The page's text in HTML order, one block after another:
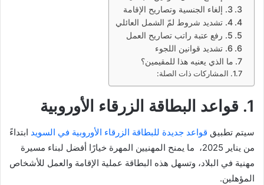
3. إلغاء الجنسية وتصاريح الإقامة
4. تشديد شروط لمّ الشمل العائلي
5. رفع عتبة راتب تصاريح العمل
6. تشديد قوانين اللجوء
ما الذي يعنيه هذا للمقيمين؟
المشاركات ذات الصلة:
1. قواعد البطاقة الزرقاء الأوروبية
سيتم تطبيق قواعد جديدة للبطاقة الزرقاء الأوروبية في السويد ابتداءً
من يناير 2025، ما يمنح المهنيين المهرة خيارًا أفضل لبناء مسيرة
مهنية في البلاد، وتسهل هذه البطاقة عملية الإقامة والعمل للأشخاص
المؤهلين.